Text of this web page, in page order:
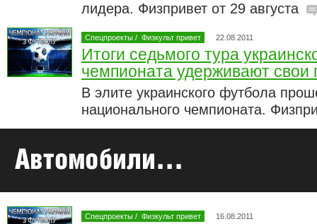
лидера. Физпривет от 29 августа
Спецпроекты / Физкульт привет 22.08.2011
Итоги седьмого тура
чемпионата удерживают свои
В элите украинского футбола
национального чемпионата.
Спецпроекты / Физкульт привет 16.08.2011